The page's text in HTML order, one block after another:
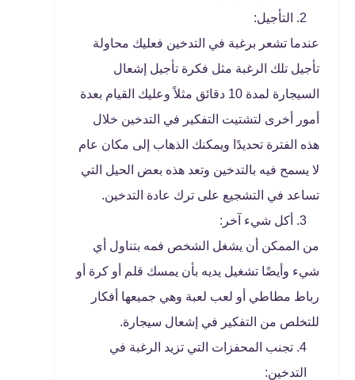
التأجيل:
عندما تشعر برغبة في التدخين فعليك محاولة
تأجيل تلك الرغبة مثل فكرة تأجيل إشعال
السيجارة لمدة 10 دقائق مثلاً وعليك القيام بعدة
أمور أخرى لتشتيت التفكير في التدخين خلال
هذه الفترة تحديدًا ويمكنك الذهاب إلى مكان عام
لا يسمح فيه بالتدخين وتعد هذه بعض الحيل التي
تساعد في التشجيع على ترك عادة التدخين.
أكل شيء آخر:
من الممكن أن يشغل الشخص فمه بتناول أي
شيء وأيضًا تشغيل يديه بأن يمسك قلم أو كرة أو
رباط مطاطي أو لعب لعبة وهي جميعها أفكار
للتخلص من التفكير في إشعال سيجارة.
تجنب المحفزات التي تزيد الرغبة في
التدخين: